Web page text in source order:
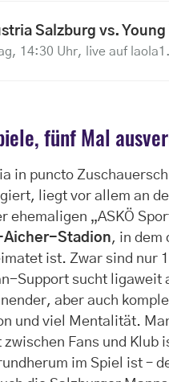
Salzburg vs.
14:30 Uhr, live auf
fünf Mal
in puncto
liegt vor allem an
ehemaligen „ASKÖ
Aicher-Stadion, in dem
ist. Zwar sind nur
Support sucht ligaweit
aber auch
und viel Mentalität.
Fans und Klub
im Spiel ist –